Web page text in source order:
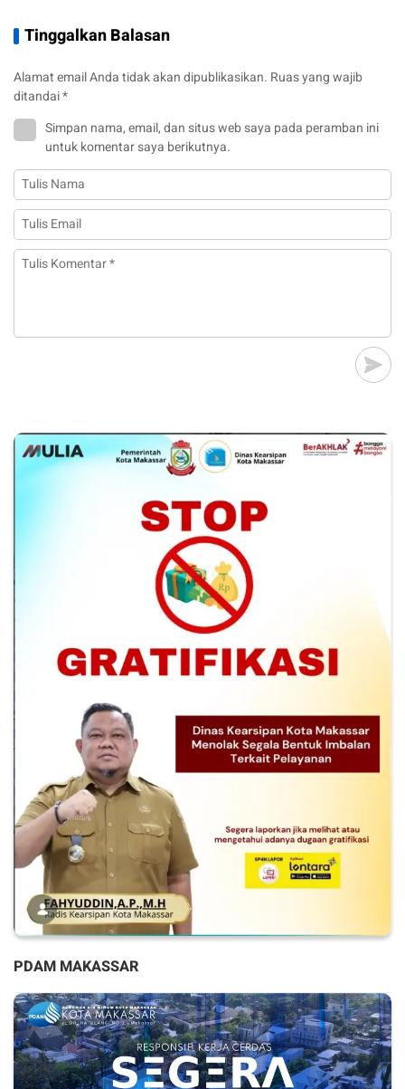
Tinggalkan Balasan
Alamat email Anda tidak akan dipublikasikan. Ruas yang wajib
ditandai*
Simpan nama, email, dan situs web saya pada peramban ini
untuk komentar saya berikutnya.
PDAM MAKASSAR